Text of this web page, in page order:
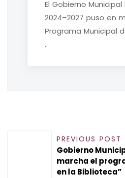
El Gobierno Municipal
2024–2027 puso en
Programa Municipal
..
PREVIOUS POST
Gobierno
marcha el
en la Biblioteca”